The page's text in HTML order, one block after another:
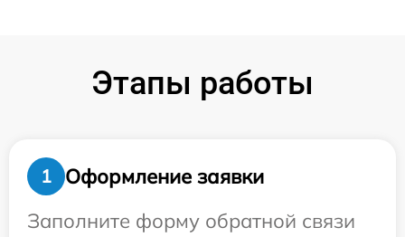
Этапы работы
1
Оформление заявки
Заполните форму обратной связи